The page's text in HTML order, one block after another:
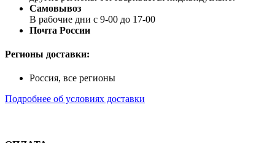
Самовывоз
В рабочие дни с 9-00 до 17-00
Почта России
Регионы доставки:
Россия, все регионы
Подробнее об условиях доставки